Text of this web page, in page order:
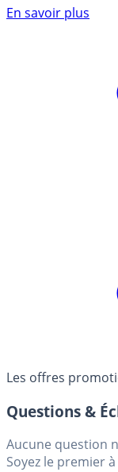
En savoir plus
Les offres
Questions &
Aucune question
Soyez le premier